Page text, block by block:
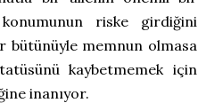
riske girdiğini
bütünüyle memnun olmasa
kaybetmemek için
inanıyor.